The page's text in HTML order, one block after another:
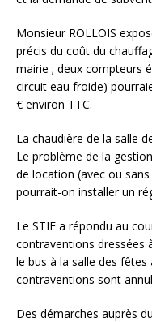
Monsieur ROLLOIS
précis du coût du
mairie ; deux compteurs
circuit eau froide)
€ environ TTC.
La chaudière de la salle
Le problème de la
de location (avec ou
pourrait-on installer un
Le STIF a répondu au
contraventions dressées
le bus à la salle des fêtes
contraventions sont
Des démarches auprès